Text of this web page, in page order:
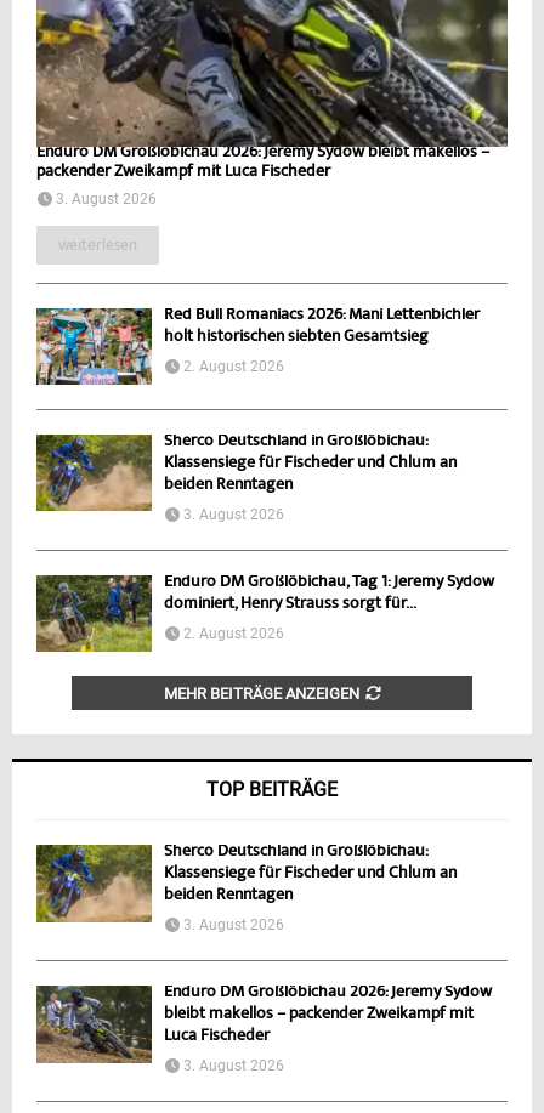
Enduro DM Großlöbichau 2026: Jeremy Sydow bleibt makellos –
packender Zweikampf mit Luca Fischeder
3. August 2026
weiterlesen
Red Bull Romaniacs 2026: Mani Lettenbichler
holt historischen siebten Gesamtsieg
2. August 2026
Sherco Deutschland in Großlöbichau:
Klassensiege für Fischeder und Chlum an
beiden Renntagen
3. August 2026
Enduro DM Großlöbichau, Tag 1: Jeremy Sydow
dominiert, Henry Strauss sorgt für...
2. August 2026
MEHR BEITRÄGE ANZEIGEN
TOP BEITRÄGE
Sherco Deutschland in Großlöbichau:
Klassensiege für Fischeder und Chlum an
beiden Renntagen
3. August 2026
Enduro DM Großlöbichau 2026: Jeremy Sydow
bleibt makellos – packender Zweikampf mit
Luca Fischeder
3. August 2026